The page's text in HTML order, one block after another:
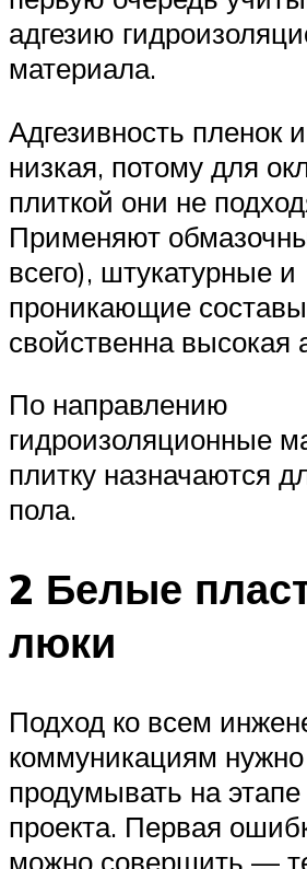
адгезию
материала.
Адгезивность пленок
низкая, потому для
плиткой они не
Применяют
всего), штукатурные и
проникающие
свойственна высокая
По направлению
гидроизоляционные
плитку назначаются
пола.
2 Белые
люки
Подход ко всем
коммуникациям нужно
продумывать на
проекта. Первая
можно совершить —